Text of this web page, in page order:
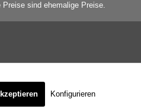
sind ehemalige Preise.
Konfigurieren